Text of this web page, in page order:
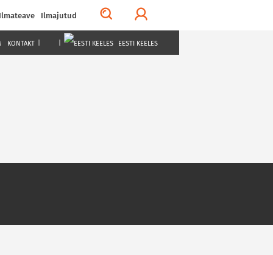
Ilmajutud
KONTAKT EESTI KEELES